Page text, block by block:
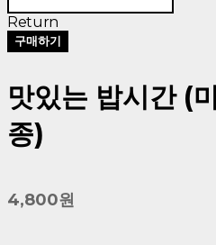
Return
구매하기
맛있는 밥시간 (
종)
4,800원